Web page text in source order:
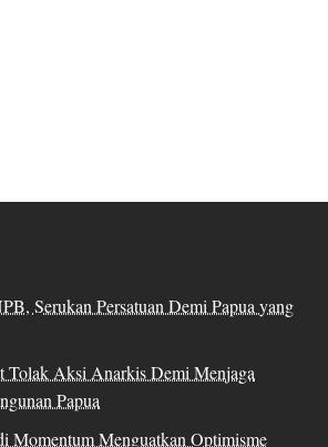
Serukan Persatuan Demi Papua yang
Tolak Aksi Anarkis Demi Menjaga
Papua
Momentum Menguatkan Optimisme